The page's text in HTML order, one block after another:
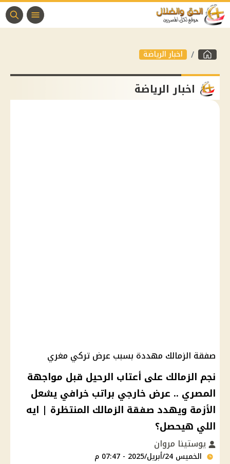
اخبار الرياضة
اخبار الرياضة
صفقة الزمالك مهددة بسبب عرض تركي مغري
نجم الزمالك على أعتاب الرحيل قبل مواجهة
المصري .. عرض خارجي براتب خرافي يشعل
الأزمة ويهدد صفقة الزمالك المنتظرة | ايه
اللي هيحصل؟
يوستينا مروان
الخميس 24/أبريل/2025 - 07:47 م